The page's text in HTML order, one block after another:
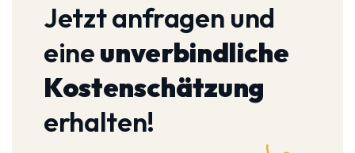
Jetzt anfragen und
eineunverbindliche
Kostenschätzung
erhalten!